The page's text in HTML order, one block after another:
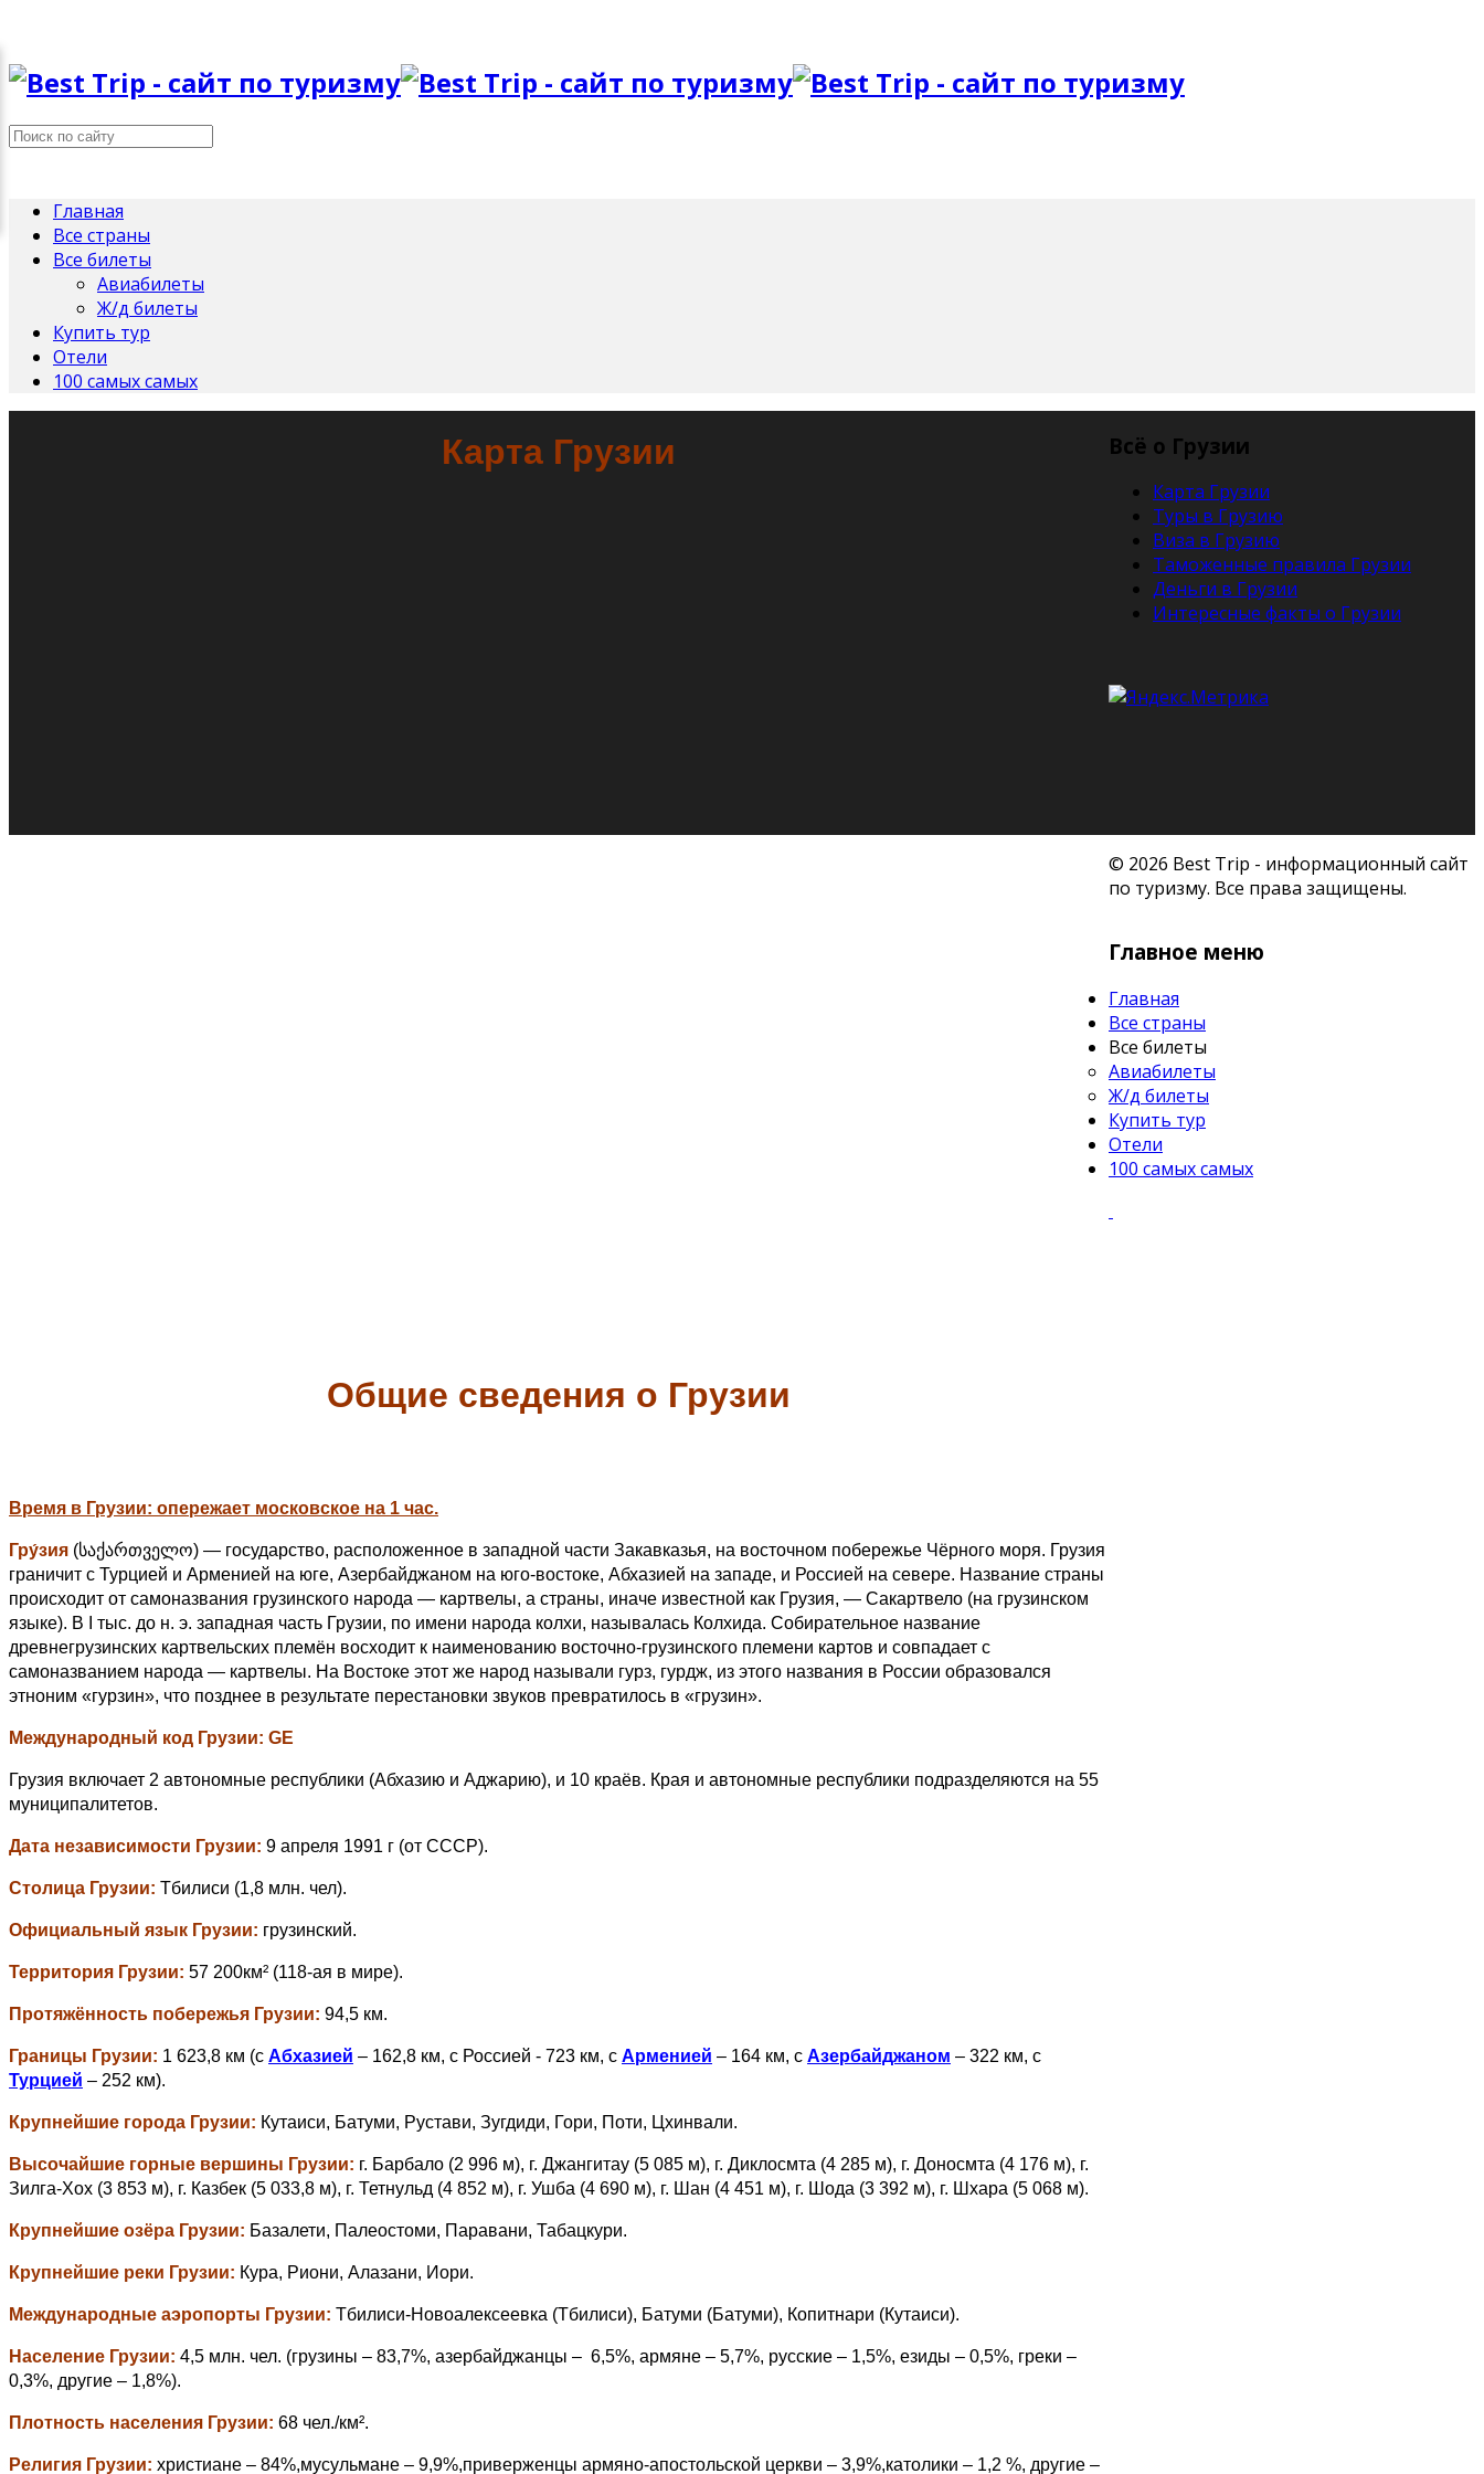
Главная
Все страны
Все билеты
Авиабилеты
Ж/д билеты
Купить тур
Отели
100 самых самых
Карта Грузии
Общие сведения о Грузии
Время в Грузии: опережает московское на 1 час.
Гру́зия (საქართველო) — государство, расположенное в западной части Закавказья, на восточном побережье Чёрного моря. Грузия
граничит с Турцией и Арменией на юге, Азербайджаном на юго-востоке, Абхазией на западе, и Россией на севере. Название страны
происходит от самоназвания грузинского народа — картвелы, а страны, иначе известной как Грузия, — Сакартвело (на грузинском
языке). В I тыс. до н. э. западная часть Грузии, по имени народа колхи, называлась Колхида. Собирательное название
древнегрузинских картвельских племён восходит к наименованию восточно-грузинского племени картов и совпадает с
самоназванием народа — картвелы. На Востоке этот же народ называли гурз, гурдж, из этого названия в России образовался
этноним «гурзин», что позднее в результате перестановки звуков превратилось в «грузин».
Международный код Грузии: GE
Грузия включает 2 автономные республики (Абхазию и Аджарию), и 10 краёв. Края и автономные республики подразделяются на 55
муниципалитетов.
Дата независимости Грузии: 9 апреля 1991 г (от СССР).
Столица Грузии: Тбилиси (1,8 млн. чел).
Официальный язык Грузии: грузинский.
Территория Грузии: 57 200км² (118-ая в мире).
Протяжённость побережья Грузии: 94,5 км.
Границы Грузии: 1 623,8 км (с Абхазией – 162,8 км, с Россией - 723 км, с Арменией – 164 км, с Азербайджаном – 322 км, с
Турцией – 252 км).
Крупнейшие города Грузии: Кутаиси, Батуми, Рустави, Зугдиди, Гори, Поти, Цхинвали.
Высочайшие горные вершины Грузии: г. Барбало (2 996 м), г. Джангитау (5 085 м), г. Диклосмта (4 285 м), г. Доносмта (4 176 м), г.
Зилга-Хох (3 853 м), г. Казбек (5 033,8 м), г. Тетнульд (4 852 м), г. Ушба (4 690 м), г. Шан (4 451 м), г. Шода (3 392 м), г. Шхара (5 068 м).
Крупнейшие озёра Грузии: Базалети, Палеостоми, Паравани, Табацкури.
Крупнейшие реки Грузии: Кура, Риони, Алазани, Иори.
Международные аэропорты Грузии: Тбилиси-Новоалексеевка (Тбилиси), Батуми (Батуми), Копитнари (Кутаиси).
Население Грузии: 4,5 млн. чел. (грузины – 83,7%, азербайджанцы – 6,5%, армяне – 5,7%, русские – 1,5%, езиды – 0,5%, греки –
0,3%, другие – 1,8%).
Плотность населения Грузии: 68 чел./км².
Религия Грузии: христиане – 84%,мусульмане – 9,9%,приверженцы армяно-апостольской церкви – 3,9%,католики – 1,2 %, другие –
Всё о Грузии
Карта Грузии
Туры в Грузию
Виза в Грузию
Таможенные правила Грузии
Деньги в Грузии
Интересные факты о Грузии
© 2026 Best Trip - информационный сайт
по туризму. Все права защищены.
Главное меню
Главная
Все страны
Все билеты
Авиабилеты
Ж/д билеты
Купить тур
Отели
100 самых самых